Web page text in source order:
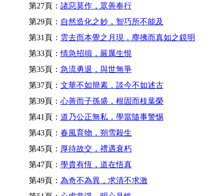
第27頁： 諸惡莫作，眾善奉行
第29頁： 自然造化之妙，智巧所不能及
第31頁： 雲去而本覺之月現，塵拂而真如之鏡明
第33頁：情急招損，嚴厲生恨
第35頁： 急流勇退，與世無爭
第37頁： 文華不如簡素，談今不如述古
第39頁： 心善而子孫盛，根固而枝葉榮
第41頁： 道乃公正無私，學當隨事警惕
第43頁： 春風育物，朔雪殺生
第45頁： 厚待故交，禮遇衰朽
第47頁： 學貴有恆，道在悟真
第49頁： 為奇不為異，求清不求激